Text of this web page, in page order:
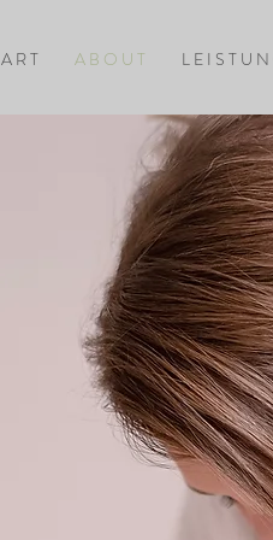
R T A B O U T L E I S T U